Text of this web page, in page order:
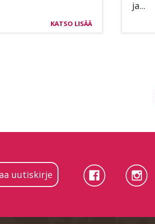
KATSO LISÄÄ
ja...
uutiskirje